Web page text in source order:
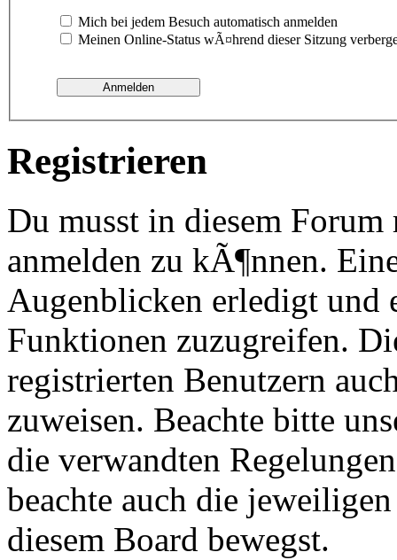
Mich bei jedem Besuch automatisch anmelden
Meinen Online-Status wÃ¤hrend dieser Sitzung
Registrieren
Du musst in diesem
anmelden zu kÃ¶nnen.
Augenblicken erledigt und
Funktionen zuzugreifen.
registrierten Benutzern
zuweisen. Beachte bitte
die verwandten
beachte auch die
diesem Board bewegst.